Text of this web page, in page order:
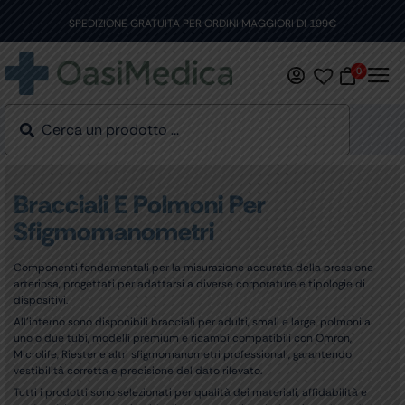
content
SPEDIZIONE GRATUITA PER ORDINI MAGGIORI DI 199€
0
Bracciali E Polmoni Per
Sfigmomanometri
Componenti fondamentali per la misurazione accurata della pressione
arteriosa, progettati per adattarsi a diverse corporature e tipologie di
dispositivi.
All’interno sono disponibili bracciali per adulti, small e large, polmoni a
uno o due tubi, modelli premium e ricambi compatibili con Omron,
Microlife, Riester e altri sfigmomanometri professionali, garantendo
vestibilità corretta e precisione del dato rilevato.
Tutti i prodotti sono selezionati per qualità dei materiali, affidabilità e